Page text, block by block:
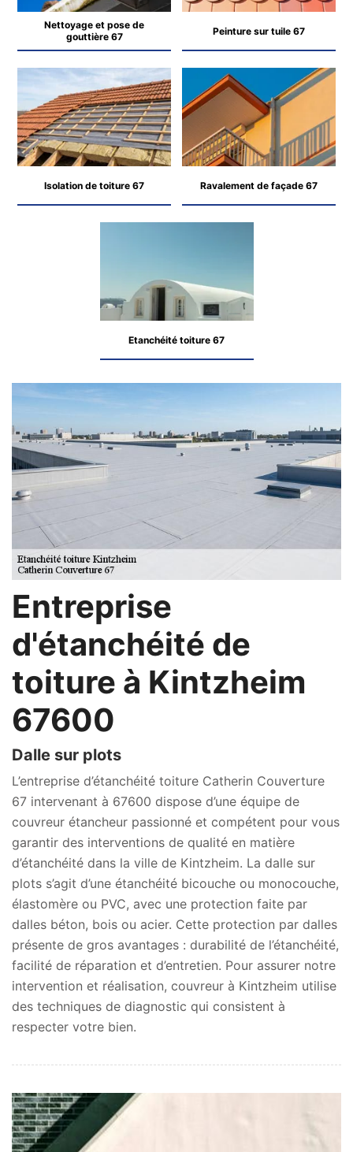
Nettoyage et pose de
gouttière 67
Peinture sur tuile 67
Isolation de toiture 67 Ravalement de façade 67
Etanchéité toiture 67
Entreprise
d'étanchéité de
toiture à Kintzheim
67600
Dalle sur plots
L’entreprise d’étanchéité toiture Catherin Couverture
67 intervenant à 67600 dispose d’une équipe de
couvreur étancheur passionné et compétent pour vous
garantir des interventions de qualité en matière
d’étanchéité dans la ville de Kintzheim. La dalle sur
plots s’agit d’une étanchéité bicouche ou monocouche,
élastomère ou PVC, avec une protection faite par
dalles béton, bois ou acier. Cette protection par dalles
présente de gros avantages : durabilité de l’étanchéité,
facilité de réparation et d’entretien. Pour assurer notre
intervention et réalisation, couvreur à Kintzheim utilise
des techniques de diagnostic qui consistent à
respecter votre bien.